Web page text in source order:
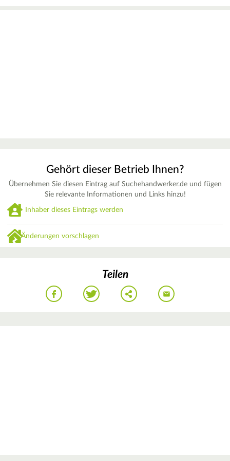
Gehört dieser Betrieb Ihnen?
Übernehmen Sie diesen Eintrag auf Suchehandwerker.de und fügen
Sie relevante Informationen und Links hinzu!
Inhaber dieses Eintrags werden
Änderungen vorschlagen
Teilen